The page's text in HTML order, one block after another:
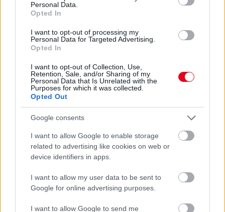
Personal Data.
Opted In
I want to opt-out of processing my
Personal Data for Targeted Advertising.
Opted In
I want to opt-out of Collection, Use,
Retention, Sale, and/or Sharing of my
Personal Data that Is Unrelated with the
Purposes for which it was collected.
Opted Out
Google consents
I want to allow Google to enable storage
related to advertising like cookies on web or
device identifiers in apps.
I want to allow my user data to be sent to
Google for online advertising purposes.
I want to allow Google to send me
Orvos figyelmeztet: ezt az apró reggeli tünetet ne
söpörd a szőnyeg alá